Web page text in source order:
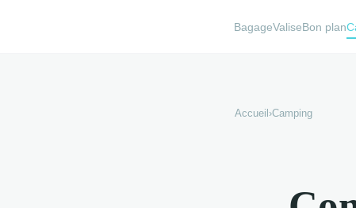
BagageValiseBon plan
Accueil ›Camping